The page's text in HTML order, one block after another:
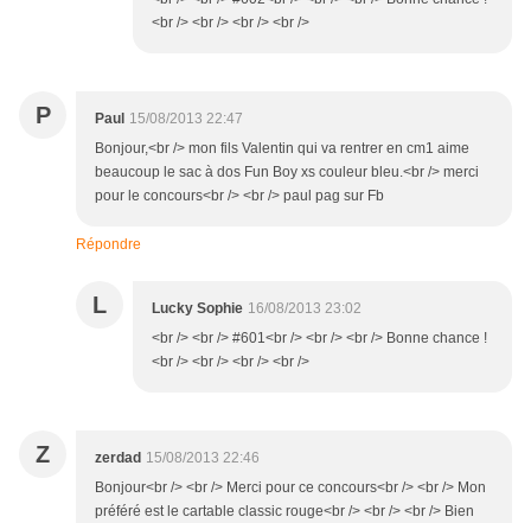
<br /> <br /> <br /> <br />
P Paul 15/08/2013 22:47
Bonjour,<br /> mon fils Valentin qui va rentrer en cm1 aime
beaucoup le sac à dos Fun Boy xs couleur bleu.<br /> merci
pour le concours<br /> <br /> paul pag sur Fb
Répondre
L Lucky Sophie 16/08/2013 23:02
<br /> <br /> #601<br /> <br /> <br /> Bonne chance !
<br /> <br /> <br /> <br />
Z zerdad 15/08/2013 22:46
Bonjour<br /> <br /> Merci pour ce concours<br /> <br /> Mon
préféré est le cartable classic rouge<br /> <br /> <br /> Bien